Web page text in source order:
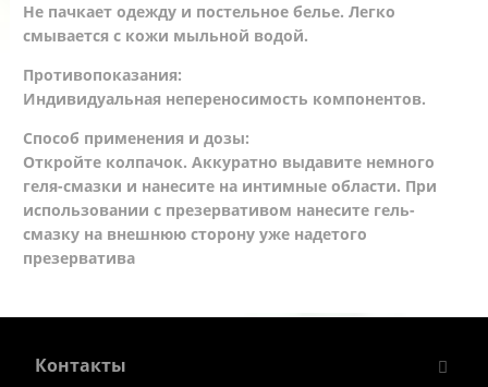
Не пачкает одежду и постельное белье. Легко
смывается с кожи мыльной водой.
Противопоказания:
Индивидуальная непереносимость компонентов.
Способ применения и дозы:
Откройте колпачок. Аккуратно выдавите немного
геля-смазки и нанесите на интимные области. При
использовании с презервативом нанесите гель-
смазку на внешнюю сторону уже надетого
презерватива
Контакты